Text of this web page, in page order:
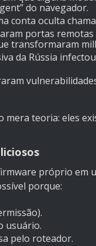
do navegador.
conta oculta
portas
transformaram
da Rússia
teoria: eles
próprio em
porque:
usuário.
pelo roteador.